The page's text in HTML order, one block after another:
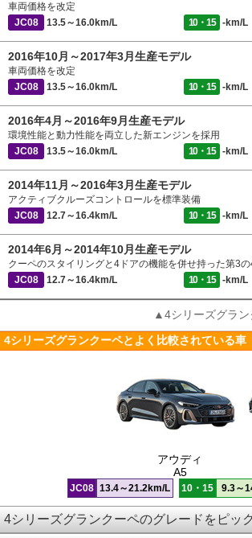
車両価格を改定
JC08
13.5～16.0km/L 10・15 -km/L
2016年10月～2017年3月生産モデル
車両価格を改定
JC08
13.5～16.0km/L 10・15 -km/L
2016年4月～2016年9月生産モデル
環境性能と動力性能を両立した新エンジンを採用
JC08
13.5～16.0km/L 10・15 -km/L
2014年11月～2016年3月生産モデル
アクティブクルーズコントロールを標準装備
JC08
12.7～16.4km/L 10・15 -km/L
2014年6月～2014年10月生産モデル
クーペのスタイリングと4ドアの機能を併せ持った第3
JC08
12.7～16.4km/L 10・15 -km/L
▲4シリーズグラ
4シリーズグランクーペとよく比較されている車
アウディ
A5
JC08 13.4～21.2km/L 10・15 9.3～
4シリーズグランクーペのグレードをピッ